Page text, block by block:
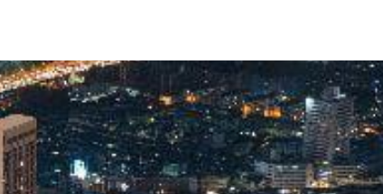
เพิ่มยูนิตเปรียบเทียบ
รายการที่ 2
เพิ่มยูนิตเปรียบเทียบ
รายการที่ 3